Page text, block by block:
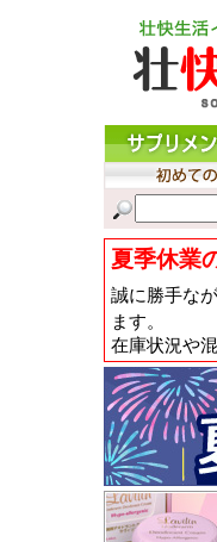
夏季休業
誠に勝手なが
ます。
在庫状況や